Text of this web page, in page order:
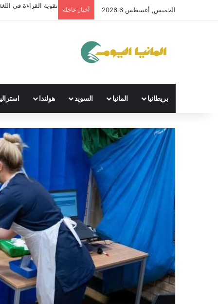
الخميس, أغسطس 6 2026 أخبار عاجلة
تقوية القراءة في
بريطانيا المانيا السويد هولندا